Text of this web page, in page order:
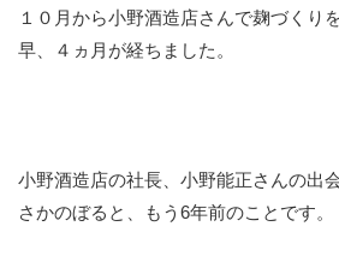
１０月から小野酒造店さんで麹づくり
早、４ヵ月が経ちました。
小野酒造店の社長、小野能正さんの出
さかのぼると、もう6年前のことです。